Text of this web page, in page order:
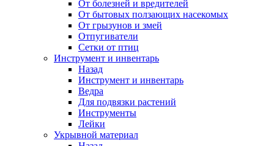
От болезней и вредителей
От бытовых ползающих насекомых
От грызунов и змей
Отпугиватели
Сетки от птиц
Инструмент и инвентарь
Назад
Инструмент и инвентарь
Ведра
Для подвязки растений
Инструменты
Лейки
Укрывной материал